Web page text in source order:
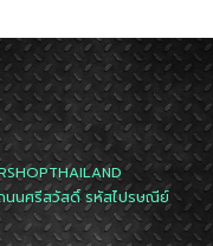
นนศรีสวัสดิ์ รหัสไปรษณีย์